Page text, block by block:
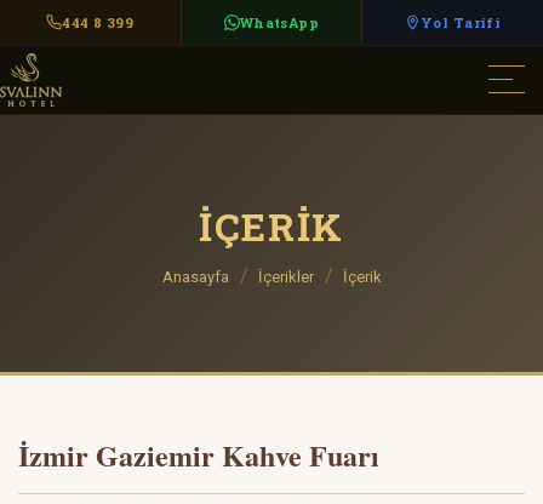
444 8 399 WhatsApp Yol Tarifi
İÇERIK
Anasayfa İçerikler İçerik
İzmir Gaziemir Kahve Fuarı